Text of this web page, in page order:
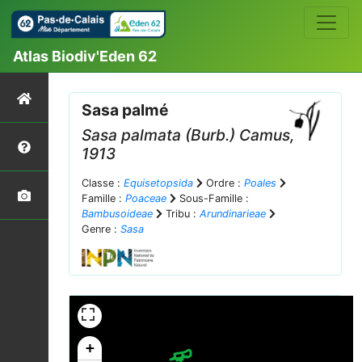
Atlas Biodiv'Eden 62
Sasa palmé
Sasa palmata (Burb.) Camus,
1913
Classe : Equisetopsida Ordre : Poales
Famille : Poaceae
Sous-Famille :
Bambusoideae
Tribu : Arundinarieae
Genre : Sasa
+